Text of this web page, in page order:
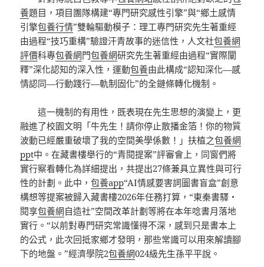
養題目，項目團隊構建“專門研究感性引擎”與“鄉土感情
引擎包養行情”雙輪驅動模子：理工專門研究先生著重經
由過程“技巧重構”驗證汗青故事的迷信性，人文社包養網
評價科專包養網門包養網研究先生著重經由過程“實際闡
釋”深化認知的深入性，運動包養由此構成“認知深化—感
情認同—行動踐行—軌制固化”的全鏈條轉化機制。
這一機制的有用性，既表現在先生思想的演變上，更
融進了校園文明「牛先生！請你停止散播金箔！你的物質
波動已經嚴重破壞了我的空間美學係數！」扶植之包養網
ppt中。在藏書樓舉行的“青閱提案”評審會上，同窗們將
實行察看轉化為詳細提出，共提出27條兼具立異性與可行
性的計劃。此中，包養app“AI情感要害詞圖書盲盒”創意
構想等提案被歸入藏書樓2026年任務打算，“東秦書驛・
閱享包養網自造社”空間改革計劃等將在本年唸書月落地
實行。“以前對專門研究常識懂得不深，感到只是書本上
的公式，此次回抵家鄉才發明，那些常識可以用來解讀腳
下的地盤。”經濟學院2包養網024級先生孫平平說。